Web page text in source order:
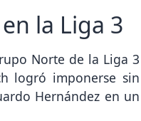
la Liga 3
Norte de la Liga 3
logró imponerse sin
Hernández en un